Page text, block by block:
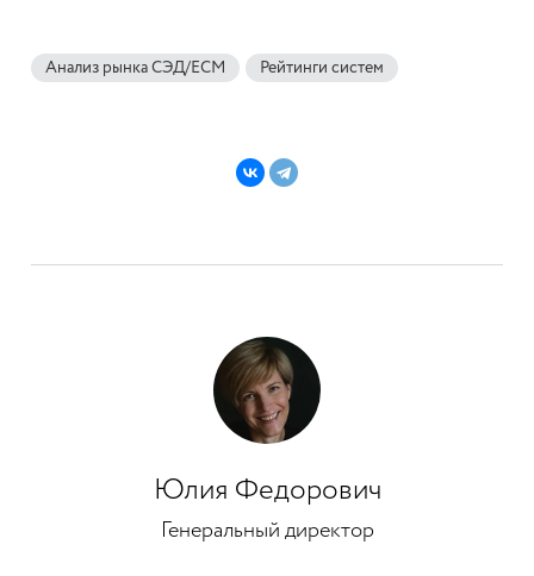
Анализ рынка СЭД/ECM Рейтинги систем
Юлия Федорович
Генеральный директор